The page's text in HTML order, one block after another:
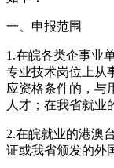
一、申报范围
1.在皖各类企事业
专业技术岗位上从
应资格条件的，与
人才；在我省就业
2.在皖就业的港澳
证或我省颁发的外